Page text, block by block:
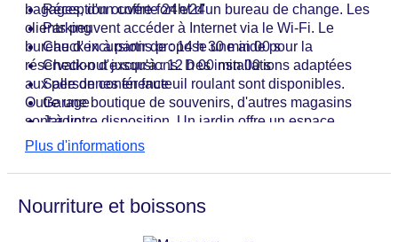
bagages, d'un coffre-fort et d'un bureau de change. Les
clients peuvent accéder à Internet via le Wi-Fi. Le
bureau d'excursions propose une aide pour la
réservation d'excursions. Des installations adaptées
aux personnes en fauteuil roulant sont disponibles.
Outre une boutique de souvenirs, d'autres magasins
sont à votre disposition. Un jardin offre un espace
supplémentaire pour se détendre et se reposer en plein
on trouve une salle de télévision et une salle de jeux.
Si vous arrivez en voiture, vous pouvez la garer dans
un garage ou sur le parking. Parmi les autres services
proposés, on trouve un service de sécurité 24h/24, un
Réception ouverte 24h/24
Parking
Check-in à partir de : 14 h 30 min 00 s
Check-out jusqu'à : 12 h 00 min 00 s
Salle de conférence
Garage
Jardin
Ouverture de l'hôtel : 1998
Wi-Fi à l'hôtel
Dernière rénovation complète : 2005
Ascenseur
Nombre de salles de conférence : 7
Plus d'informations
Nourriture et boissons